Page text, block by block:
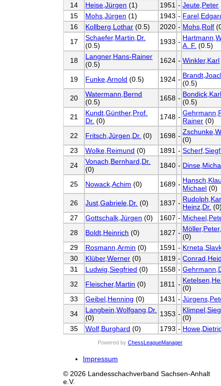
14
Heise,Jürgen (1) 1951 - Jeute,Peter
15
Mohs,Jürgen (1) 1943 -
16
Kollberg,Lothar (0.5) 2020 - Mohs,Rolf
17
Schaefer,Martin,Dr.
(0.5)
1933 - A. F. (0.5)
18
Langner,Hans-Rainer
(0.5)
1624 - Winkler,Karl
19 Funke,Arnold (0.5) 1924 - (0.5)
20
Watermann,Bernd
(0.5)
1658 - (0.5)
21
Kundt,Günther,Prof.
Dr. (0) 1748 - Rainer (0)
22
Fritsch,Jürgen,Dr. (0) 1698 - (0)
23
Wolke,Reimund (0) 1891 -
24
Vonach,Bernhard,Dr.
(0)
1840 -
25 Nowack,Achim (0) 1689 - Michael (0)
26
Just,Gabriele,Dr. (0) 1837 - Heinz,Dr.
27
Gottschalk,Jürgen (0) 1607 -
28
Boldt,Heinrich (0) 1827 - (0)
29
Rosmann,Armin (0) 1591 -
30
Klüber,Werner (0) 1819 -
31
Ludwig,Siegfried (0) 1558 -
32
Fleischer,Martin (0) 1811 - (0)
33
Geibel,Henning (0) 1431 -
34
Langbein,Wolfgang,Dr.
(0)
1353 - (0)
35
Wolf,Burghard (0) 1793 -
Powered by ChessLeagueManager
Impressum
© 2026 Landesschachverband Sachsen-Anhalt
e.V.